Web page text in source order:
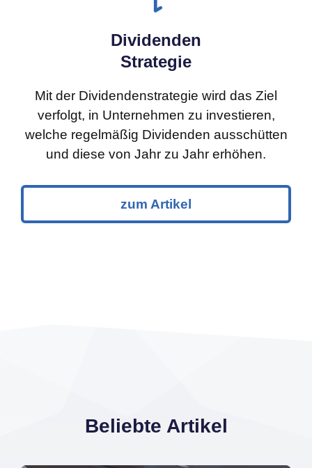
Dividenden
Strategie
Mit der Dividendenstrategie wird das Ziel
verfolgt, in Unternehmen zu investieren,
welche regelmäßig Dividenden ausschütten
und diese von Jahr zu Jahr erhöhen.
zum Artikel
Beliebte Artikel